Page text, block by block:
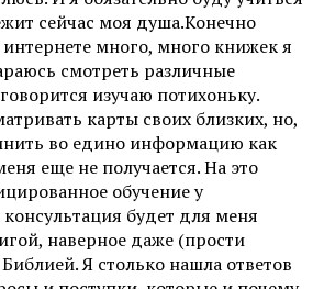
сейчас моя душа.Конечно
много, много книжек я
смотреть различные
изучаю потихоньку.
карты своих близких, но,
во едино информацию как
еще не получается. На это
обучение у
будет для меня
наверное даже (прости
Я столько нашла ответов